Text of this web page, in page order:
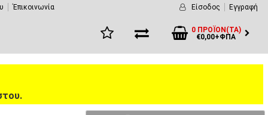
Έπικοινωνία Είσοδος Εγγραφή
0 ΠΡΟΪΌΝ(ΤΑ)
€0,00+ΦΠΑ